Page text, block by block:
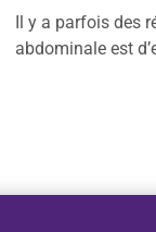
Il y a parfois des
abdominale est